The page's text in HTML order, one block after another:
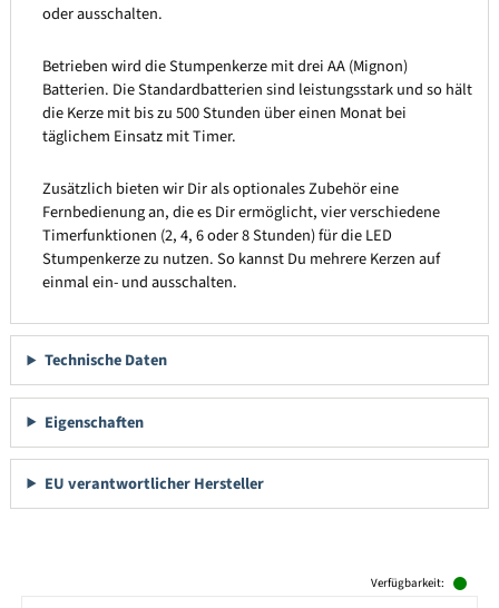
oder ausschalten.
Betrieben wird die Stumpenkerze mit drei AA (Mignon)
Batterien. Die Standardbatterien sind leistungsstark und so hält
die Kerze mit bis zu 500 Stunden über einen Monat bei
täglichem Einsatz mit Timer.
Zusätzlich bieten wir Dir als optionales Zubehör eine
Fernbedienung an, die es Dir ermöglicht, vier verschiedene
Timerfunktionen (2, 4, 6 oder 8 Stunden) für die LED
Stumpenkerze zu nutzen. So kannst Du mehrere Kerzen auf
einmal ein- und ausschalten.
Technische Daten
Eigenschaften
EU verantwortlicher Hersteller
Verfügbarkeit: